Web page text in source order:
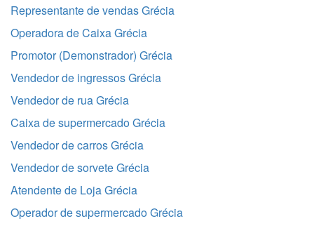
Representante de vendas Grécia
Operadora de Caixa Grécia
Promotor (Demonstrador) Grécia
Vendedor de ingressos Grécia
Vendedor de rua Grécia
Caixa de supermercado Grécia
Vendedor de carros Grécia
Vendedor de sorvete Grécia
Atendente de Loja Grécia
Operador de supermercado Grécia